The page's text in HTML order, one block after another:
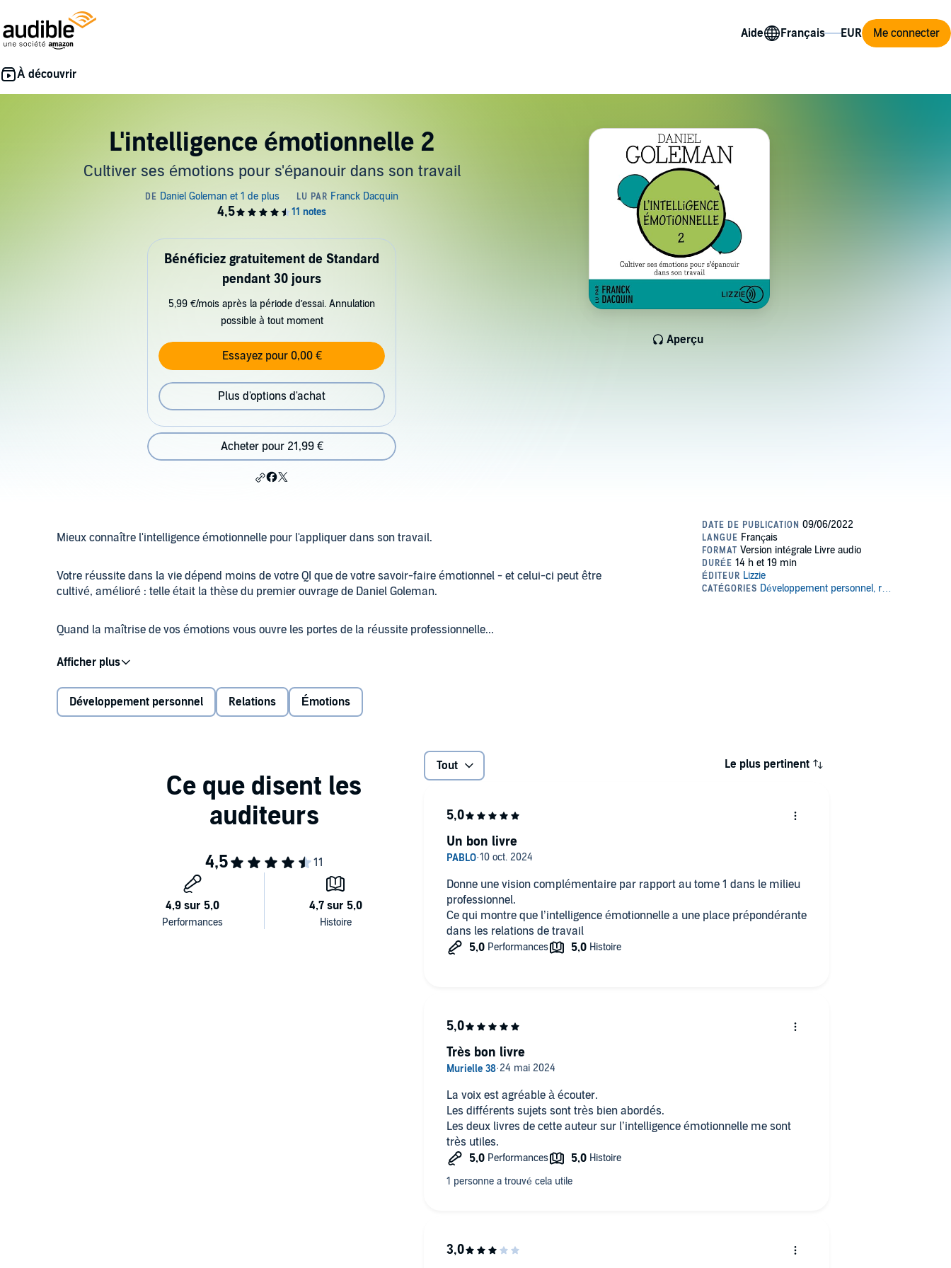
Aide Me connecter
L'intelligence émotionnelle 2
Cultiver ses émotions pour s'épanouir dans son travail
Aperçu
Bénéficiez gratuitement de Standard
pendant 30 jours
5,99 €/mois après la période d’essai. Annulation
possible à tout moment
Essayez pour 0,00 €
Plus d'options d'achat
Acheter pour 21,99 €
Mieux connaître l'intelligence émotionnelle pour l'appliquer dans son travail.
Votre réussite dans la vie dépend moins de votre QI que de votre savoir-faire émotionnel - et celui-ci peut être
cultivé, amélioré : telle était la thèse du premier ouvrage de Daniel Goleman.
Quand la maîtrise de vos émotions vous ouvre les portes de la réussite professionnelle...
Aujourd'hui, après une longue enquête, Daniel Goleman se penche sur les vraies raisons de la réussite
professionnelle ; ce ne sont ni le QI, ni les diplômes, ni l'expertise technique, mais bien nos aptitudes
émotionnelles : la conscience de soi, la confiance en soi, le self-control, la motivation et l'intégrité, la capacité
de communiquer et d'influencer les autres, de susciter le changement et de l'accepter.
Daniel Goleman nous offre un outil pratique fondé sur les plus récentes recherches en psychologie et en
neurobiologie, qui permettra au lecteur de s'épanouir pleinement en cultivant ses aptitudes émotionnelles
Compétences des meilleurs.
Développement personnel Relations Émotions
Tout Le plus pertinent
Donne une vision complémentaire par rapport au tome 1 dans le milieu
professionnel.
Ce qui montre que l’intelligence émotionnelle a une place prépondérante
dans les relations de travail
Un bon livre
La voix est agréable à écouter.
Les différents sujets sont très bien abordés.
Les deux livres de cette auteur sur l’intelligence émotionnelle me sont
très utiles.
Très bon livre